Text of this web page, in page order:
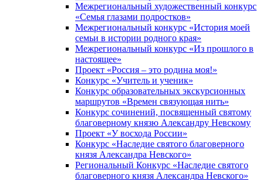
Межрегиональный художественный конкурс
«Семья глазами подростков»
Межрегиональный конкурс «История моей
семьи в истории родного края»
Межрегиональный конкурс «Из прошлого в
настоящее»
Проект «Россия – это родина моя!»
Конкурс «Учитель и ученик»
Конкурс образовательных экскурсионных
маршрутов «Времен связующая нить»
Конкурс сочинений, посвященный святому
благоверному князю Александру Невскому
Проект «У восхода России»
Конкурс «Наследие святого благоверного
князя Александра Невского»
Региональный Конкурс «Наследие святого
благоверного князя Александра Невского»